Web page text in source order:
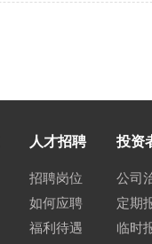
人才招聘
招聘岗位
如何应聘
福利待遇
投资
公司
定期
临时